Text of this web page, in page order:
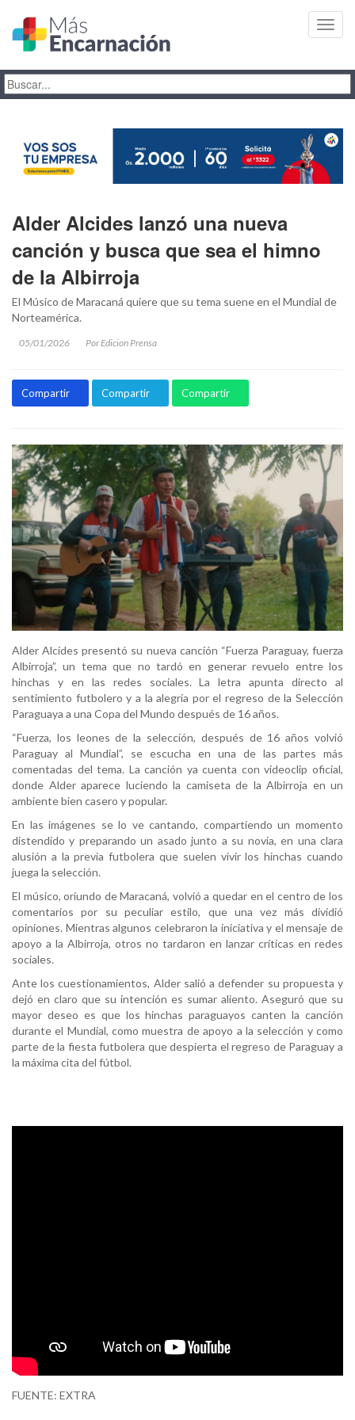
Alder Alcides lanzó una nueva
canción y busca que sea el himno
de la Albirroja
El Músico de Maracaná quiere que su tema suene en el Mundial de
Norteamérica.
05/01/2026 Por Edicion Prensa
Compartir Compartir Compartir
Alder Alcides presentó su nueva canción “Fuerza Paraguay, fuerza
Albirroja”, un tema que no tardó en generar revuelo entre los
hinchas y en las redes sociales. La letra apunta directo al
sentimiento futbolero y a la alegría por el regreso de la Selección
Paraguaya a una Copa del Mundo después de 16 años.
“Fuerza, los leones de la selección, después de 16 años volvió
Paraguay al Mundial”, se escucha en una de las partes más
comentadas del tema. La canción ya cuenta con videoclip oficial,
donde Alder aparece luciendo la camiseta de la Albirroja en un
ambiente bien casero y popular.
En las imágenes se lo ve cantando, compartiendo un momento
distendido y preparando un asado junto a su novia, en una clara
alusión a la previa futbolera que suelen vivir los hinchas cuando
juega la selección.
El músico, oriundo de Maracaná, volvió a quedar en el centro de los
comentarios por su peculiar estilo, que una vez más dividió
opiniones. Mientras algunos celebraron la iniciativa y el mensaje de
apoyo a la Albirroja, otros no tardaron en lanzar críticas en redes
sociales.
Ante los cuestionamientos, Alder salió a defender su propuesta y
dejó en claro que su intención es sumar aliento. Aseguró que su
mayor deseo es que los hinchas paraguayos canten la canción
durante el Mundial, como muestra de apoyo a la selección y como
parte de la fiesta futbolera que despierta el regreso de Paraguay a
la máxima cita del fútbol.
FUENTE: EXTRA